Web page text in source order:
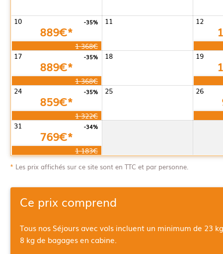
Ce prix comprend
Tous nos Séjours avec vols incluent un minimum de 23
8 kg de bagages en cabine.
10 11 12
-35%
889€*
1 368€
17
18 19
-35%
889€*
1 368€
24
25 26
-35%
859€*
1 322€
31
-34%
769€*
1 183€
* Les prix affichés sur ce site sont en TTC et par personne.